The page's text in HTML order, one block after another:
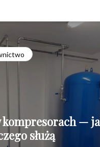
kompresorach —
służą